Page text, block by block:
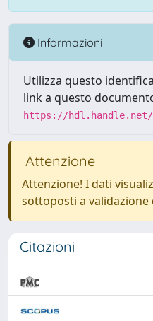
Informazioni
Utilizza questo
link a questo
https://hdl.handle.net/
Attenzione
Attenzione! I dati
sottoposti a
Citazioni